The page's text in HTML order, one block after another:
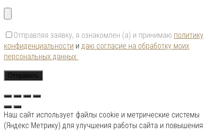
Отправляя заявку, я ознакомлен (а) и принимаю политику
конфиденциальности и даю согласие на обработку моих
персональных данных
Наш сайт использует файлы cookie и метрические системы
(Яндекс Метрику) для улучшения работы сайта и повышения